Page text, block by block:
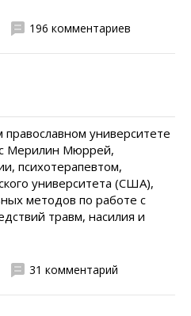
196 комментариев
университете
с Мерилин Мюррей,
психотерапевтом,
университета (США),
методов по работе с
травм, насилия и
31 комментарий